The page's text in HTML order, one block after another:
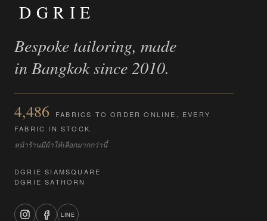
DGRIE
Bespoke tailoring, made
in Bangkok since 2010.
4,486
FABRICS TO ORDER ONLINE, EVERY
FABRIC IN STOCK.
หน้าร้านมีผ้าให้เลือกมากกว่านี้
DGRIE SIAMSQUARE
DGRIE SATHORN
LINE